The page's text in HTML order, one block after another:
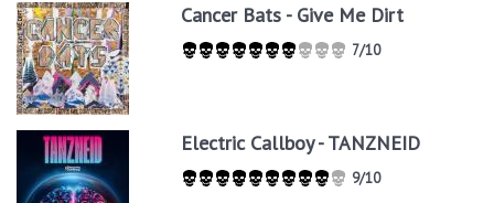
Cancer Bats - Give Me Dirt
7/10
Electric Callboy - TANZNEID
9/10